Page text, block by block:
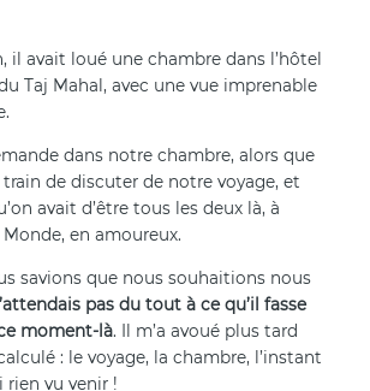
il avait loué une chambre dans l’hôtel
Taj Mahal, avec une vue imprenable
dans notre chambre, alors que
de discuter de notre voyage, et
avait d’être tous les deux là, à
en amoureux.
savions que nous souhaitions nous
pas du tout à ce qu’il fasse
moment-là. Il m’a avoué plus tard
: le voyage, la chambre, l’instant
rien vu venir !